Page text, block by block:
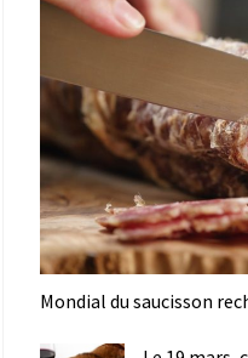
Mondial du saucisson